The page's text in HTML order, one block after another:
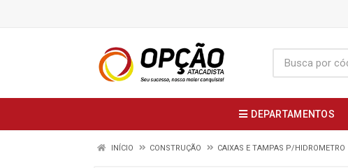
DEPARTAMENTOS
INÍCIO CONSTRUÇÃO CAIXAS E TAMPAS P/HIDROMETRO